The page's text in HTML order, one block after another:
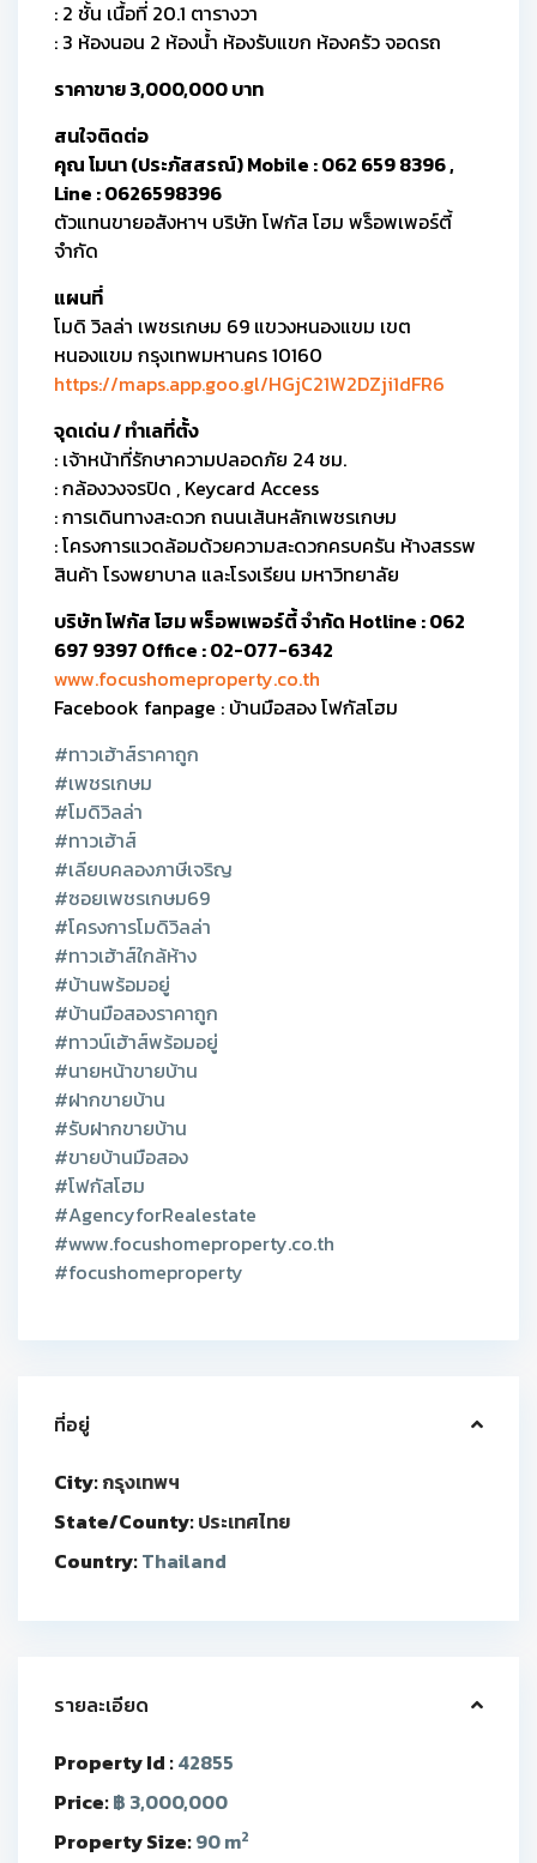
: 2 ชั้น เนื้อที่ 20.1 ตารางวา
: 3 ห้องนอน 2 ห้องน้ำ ห้องรับแขก ห้องครัว จอดรถ
ราคาขาย 3,000,000 บาท
สนใจติดต่อ
คุณ โมนา (ประภัสสรณ์) Mobile : 062 659 8396 ,
Line : 0626598396
ตัวแทนขายอสังหาฯ บริษัท โฟกัส โฮม พร็อพเพอร์ตี้
จำกัด
แผนที่
โมดิ วิลล่า เพชรเกษม 69 แขวงหนองแขม เขต
หนองแขม กรุงเทพมหานคร 10160
https://maps.app.goo.gl/HGjC21W2DZji1dFR6
จุดเด่น / ทำเลที่ตั้ง
: เจ้าหน้าที่รักษาความปลอดภัย 24 ชม.
: กล้องวงจรปิด , Keycard Access
: การเดินทางสะดวก ถนนเส้นหลักเพชรเกษม
: โครงการแวดล้อมด้วยความสะดวกครบครัน ห้างสรรพ
สินค้า โรงพยาบาล และโรงเรียน มหาวิทยาลัย
บริษัท โฟกัส โฮม พร็อพเพอร์ตี้ จำกัด Hotline : 062
697 9397 Office : 02-077-6342
www.focushomeproperty.co.th
Facebook fanpage : บ้านมือสอง โฟกัสโฮม
#ทาวเฮ้าส์ราคาถูก
#เพชรเกษม
#โมดิวิลล่า
#ทาวเฮ้าส์
#เลียบคลองภาษีเจริญ
#ซอยเพชรเกษม69
#โครงการโมดิวิลล่า
#ทาวเฮ้าส์ใกล้ห้าง
#บ้านพร้อมอยู่
#บ้านมือสองราคาถูก
#ทาวน์เฮ้าส์พร้อมอยู่
#นายหน้าขายบ้าน
#ฝากขายบ้าน
#รับฝากขายบ้าน
#ขายบ้านมือสอง
#โฟกัสโฮม
#AgencyforRealestate
#www.focushomeproperty.co.th
#focushomeproperty
ที่อยู่
City:กรุงเทพฯ
State/County:ประเทศไทย
Country:Thailand
รายละเอียด
Property Id :42855
Price:฿ 3,000,000
Property Size:90 m2